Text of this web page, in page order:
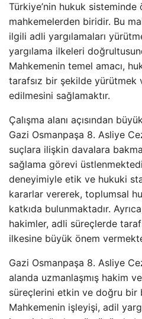
Türkiye’nin hukuk
mahkemelerden biridir. Bu
ilgili adli yargılamaları
yargılama ilkeleri
Mahkemenin temel amacı,
tarafsız bir şekilde yürütmek
edilmesini sağlamaktır.
Çalışma alanı açısından
Gazi Osmanpaşa 8. Asliye
suçlara ilişkin davalara
sağlama görevi
deneyimiyle etik ve hukuki
kararlar vererek, toplumsal
katkıda bulunmaktadır.
hakimler, adli süreçlerde
ilkesine büyük önem
Gazi Osmanpaşa 8. Asliye
alanda uzmanlaşmış hakim
süreçlerini etkin ve doğru bir
Mahkemenin işleyişi, adil